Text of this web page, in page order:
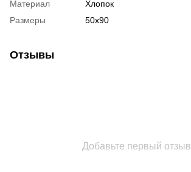
Материал
Хлопок
Размеры
50х90
Отзывы
Добавьте первый отзыв